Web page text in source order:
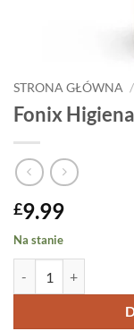
STRONA GŁÓWNA /
Fonix
£9.99
Na stanie